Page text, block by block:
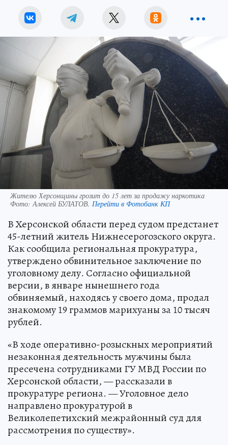
Жителю Херсонщины грозит до 15 лет за продажу наркотика
Фото:Алексей БУЛАТОВ. Перейти в Фотобанк КП
В Херсонской области перед судом предстанет
45-летний житель Нижнесерогозского округа.
Как сообщила региональная прокуратура,
утверждено обвинительное заключение по
уголовному делу. Согласно официальной
версии, в январе нынешнего года
обвиняемый, находясь у своего дома, продал
знакомому 19 граммов марихуаны за 10 тысяч
рублей.
«В ходе оперативно-розыскных мероприятий
незаконная деятельность мужчины была
пресечена сотрудниками ГУ МВД России по
Херсонской области, — рассказали в
прокуратуре региона. — Уголовное дело
направлено прокуратурой в
Великолепетихский межрайонный суд для
рассмотрения по существу».